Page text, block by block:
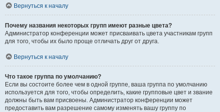
Вернуться к началу
Почему названия некоторых групп имеют разные цвета?
Администратор конференции может присваивать цвета участникам групп
для того, чтобы их было проще отличать друг от друга.
Вернуться к началу
Что такое группа по умолчанию?
Если вы состоите более чем в одной группе, ваша группа по умолчанию
используется для того, чтобы определить, какие групповые цвет и звание
должны быть вам присвоены. Администратор конференции может
предоставить вам разрешение самому изменять вашу группу по